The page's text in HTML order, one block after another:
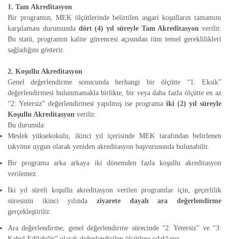
1. Tam Akreditasyon
Bir programın, MEK ölçütlerinde belirtilen asgari koşulların tamamını
karşılaması durumunda dört (4) yıl süreyle Tam Akreditasyon verilir.
Bu statü, programın kalite güvencesi açısından tüm temel gereklilikleri
sağladığını gösterir.
2. Koşullu Akreditasyon
Genel değerlendirme sonucunda herhangi bir ölçütte “1: Eksik”
değerlendirmesi bulunmamakla birlikte, bir veya daha fazla ölçütte en az
“2: Yetersiz” değerlendirmesi yapılmış ise programa iki (2) yıl süreyle
Koşullu Akreditasyon verilir.
Bu durumda:
Meslek yüksekokulu, ikinci yıl içerisinde MEK tarafından belirlenen
takvime uygun olarak yeniden akreditasyon başvurusunda bulunabilir.
Bir programa arka arkaya iki dönemden fazla koşullu akreditasyon
verilemez.
İki yıl süreli koşullu akreditasyon verilen programlar için, geçerlilik
süresinin ikinci yılında ziyarete dayalı ara değerlendirme
gerçekleştirilir.
Ara değerlendirme, genel değerlendirme sürecinde “2: Yetersiz” ve “3: